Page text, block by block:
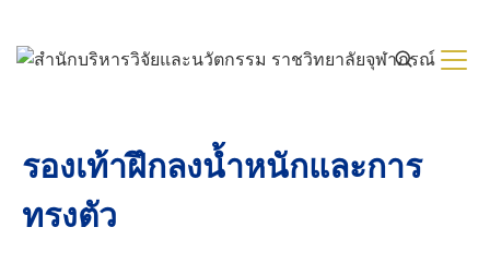
content
รองเท้าฝึกลงน้ำหนักและการ
ทรงตัว